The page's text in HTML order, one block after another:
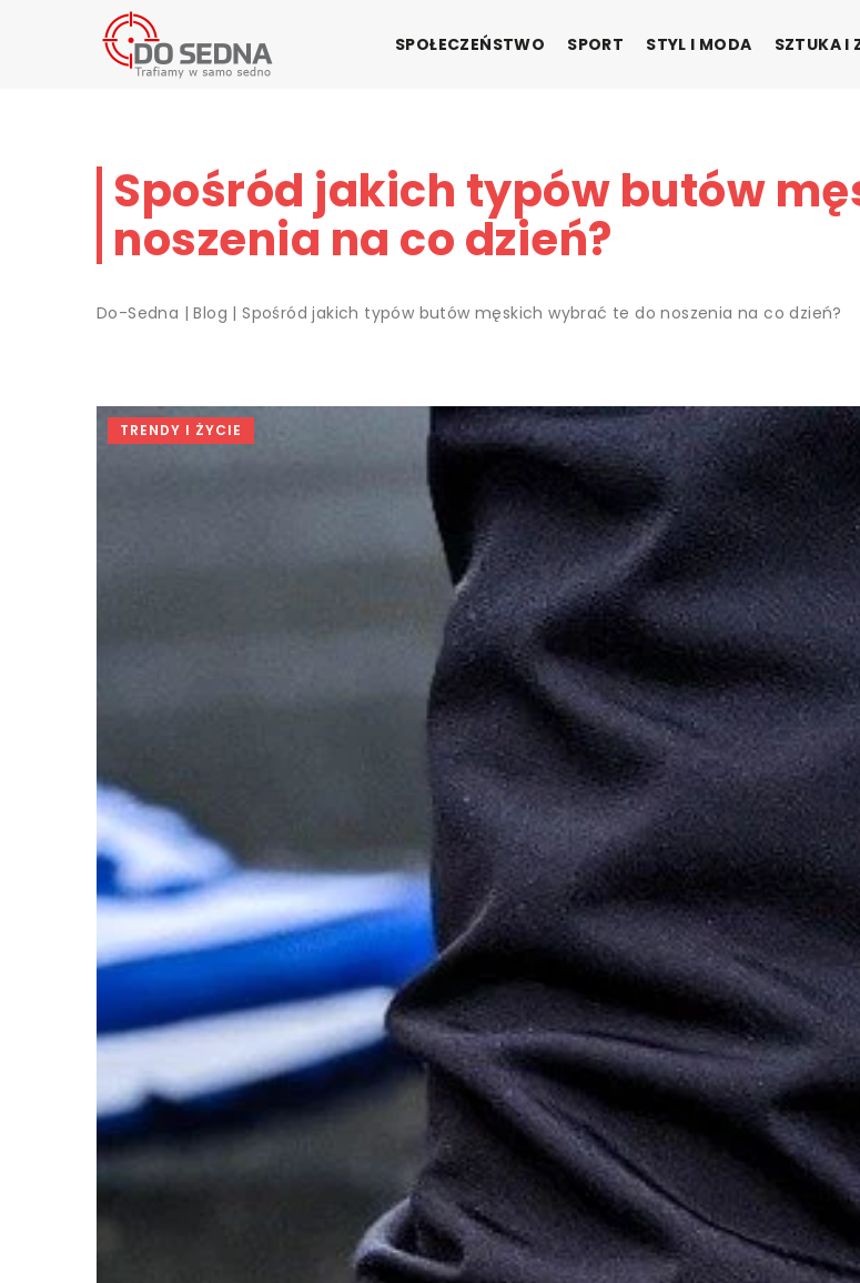
SPOŁECZEŃSTWO SPORT STYL I MODA SZTUKA I
Spośród jakich typów butów
noszenia na co dzień?
Do-Sedna |Blog |Spośród jakich typów butów męskich wybrać te do noszenia na co dzień?
TRENDY I ŻYCIE
Dlaczego granitowe zlewy kuchenne
są tak popularne?
Nie jest tajemnicą, że granit jest jednym
z najbardziej trwałych materiałów na
blaty kuchenne. Jest to również
naturalny wybór dla […]
TRENDY I ŻYCIE
07 | 04 | 2019
Jakie dodatki kupić
Urządzenia
integralną częścią
zwłaszcza, że
reguły w bardzo
[…]